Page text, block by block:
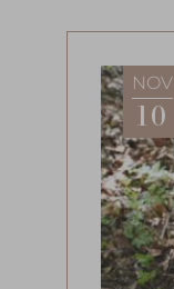
NOV
10